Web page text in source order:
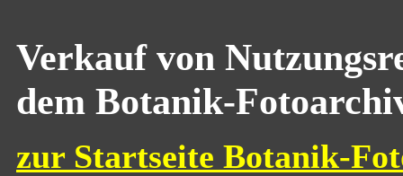
Verkauf von
dem Botanik-
zur Startseite Botanik-